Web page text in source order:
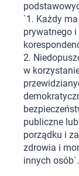
`1. Każdy
prywatnego
2.
w
publiczne
porządku i
zdrowia i
innych osób`.